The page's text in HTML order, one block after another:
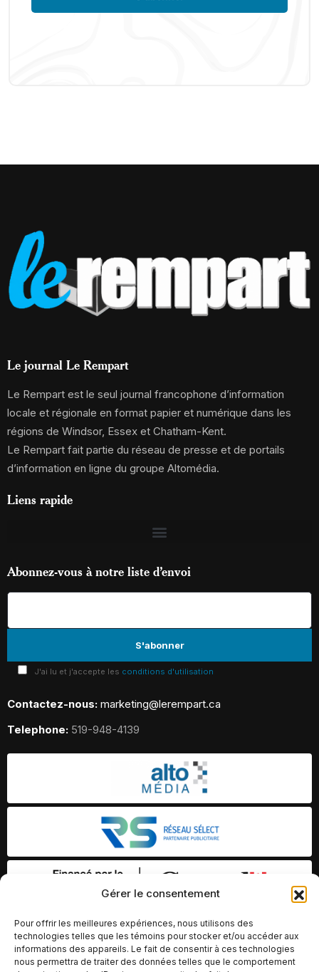
Gérer le consentement
Pour offrir les meilleures expériences, nous utilisons des
technologies telles que les témoins pour stocker et/ou accéder aux
informations des appareils. Le fait de consentir à ces technologies
nous permettra de traiter des données telles que le comportement
Le journal Le Rempart
Le Rempart est le seul journal francophone d’information
locale et régionale en format papier et numérique dans les
régions de Windsor, Essex et Chatham-Kent.
Le Rempart fait partie du réseau de presse et de portails
d’information en ligne du groupe Altomédia.
Liens rapide
Abonnez-vous à notre liste d’envoi
J'ai lu et j'accepte les conditions d'utilisation
Contactez-nous: marketing@lerempart.ca
Telephone: 519-948-4139